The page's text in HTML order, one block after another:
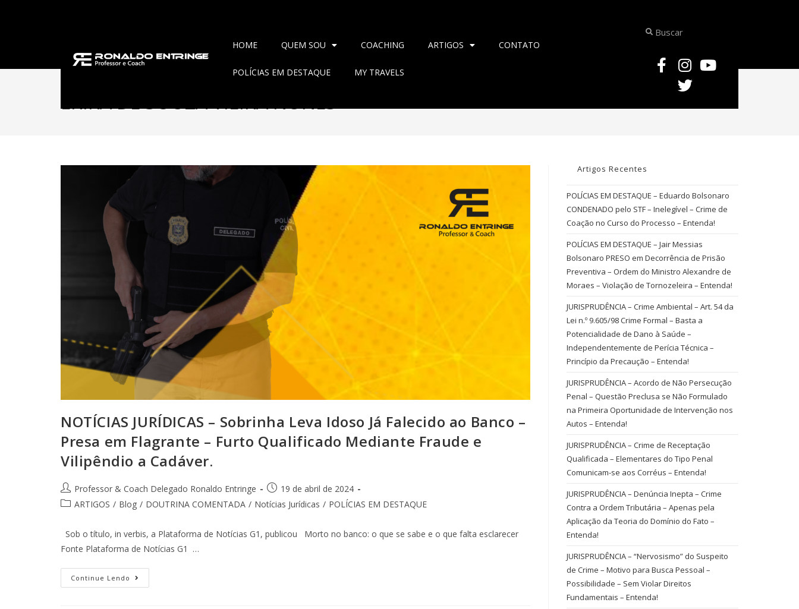
HOME QUEM SOU COACHING ARTIGOS CONTATO
POLÍCIAS EM DESTAQUE MY TRAVELS
ERIKA DE SOUZA VIEIRA NUNES
NOTÍCIAS JURÍDICAS – Sobrinha Leva Idoso Já Falecido ao Banco –
Presa em Flagrante – Furto Qualificado Mediante Fraude e
Vilipêndio a Cadáver.
Professor & Coach Delegado Ronaldo Entringe
19 de abril de 2024
ARTIGOS / Blog / DOUTRINA COMENTADA / Notícias Jurídicas / POLÍCIAS EM DESTAQUE
Sob o título, in verbis, a Plataforma de Notícias G1, publicou Morto no banco: o que se sabe e o que falta esclarecer
Fonte Plataforma de Notícias G1 …
Continue Lendo
Artigos Recentes
POLÍCIAS EM DESTAQUE – Eduardo Bolsonaro
CONDENADO pelo STF – Inelegível – Crime de
Coação no Curso do Processo – Entenda!
POLÍCIAS EM DESTAQUE – Jair Messias
Bolsonaro PRESO em Decorrência de Prisão
Preventiva – Ordem do Ministro Alexandre de
Moraes – Violação de Tornozeleira – Entenda!
JURISPRUDÊNCIA – Crime Ambiental – Art. 54 da
Lei n.º 9.605/98 Crime Formal – Basta a
Potencialidade de Dano à Saúde –
Independentemente de Perícia Técnica –
Princípio da Precaução – Entenda!
JURISPRUDÊNCIA – Acordo de Não Persecução
Penal – Questão Preclusa se Não Formulado
na Primeira Oportunidade de Intervenção nos
Autos – Entenda!
JURISPRUDÊNCIA – Crime de Receptação
Qualificada – Elementares do Tipo Penal
Comunicam-se aos Corréus – Entenda!
JURISPRUDÊNCIA – Denúncia Inepta – Crime
Contra a Ordem Tributária – Apenas pela
Aplicação da Teoria do Domínio do Fato –
Entenda!
JURISPRUDÊNCIA – “Nervosismo” do Suspeito
de Crime – Motivo para Busca Pessoal –
Possibilidade – Sem Violar Direitos
Fundamentais – Entenda!